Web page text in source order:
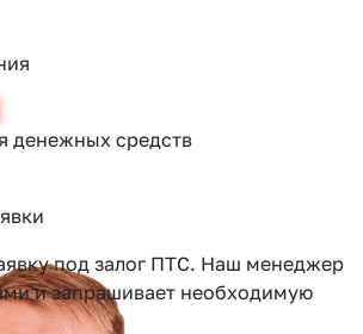
денежных средств
под залог ПТС. Наш менеджер
и запрашивает необходимую